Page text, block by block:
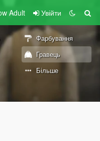
Adult Увійти
Фарбування
Гравець
Більше